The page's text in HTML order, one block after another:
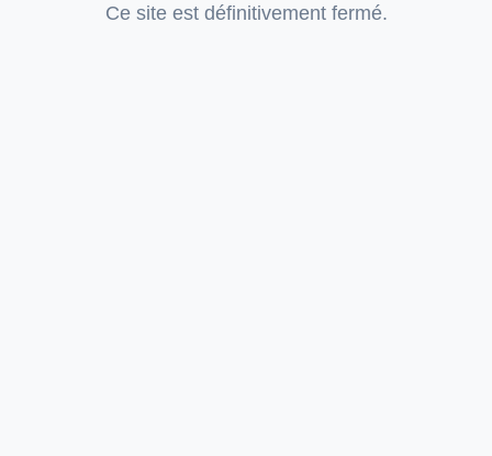
Ce site est définitivement fermé.